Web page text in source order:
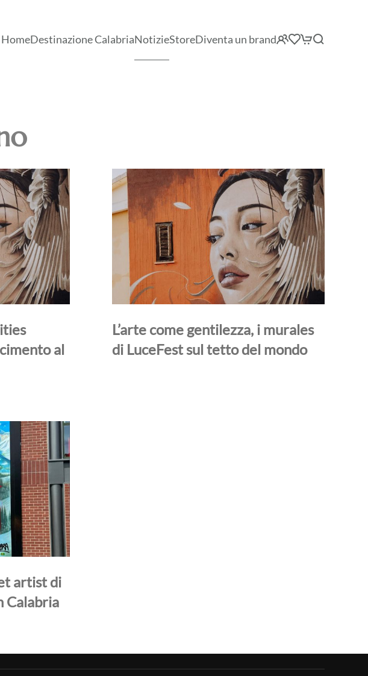
HomeDestinazione CalabriaNotizieStoreDiventa un brand
al
L’arte come gentilezza, i murales
di LuceFest sul tetto del mondo
artist di
Calabria